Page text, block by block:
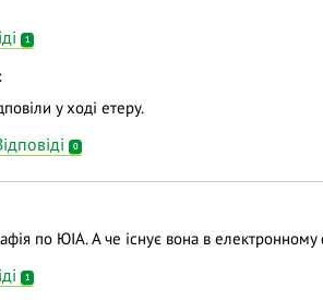
1
у ході етеру.
0
по ЮІА. А че існує вона в електронному
1